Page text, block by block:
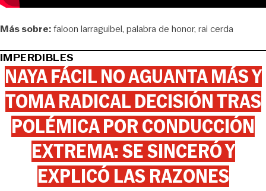
Más sobre:faloon larraguibel palabra de honor rai cerda
IMPERDIBLES
NAYA FÁCIL NO AGUANTA MÁS Y
TOMA RADICAL DECISIÓN TRAS
POLÉMICA POR CONDUCCIÓN
EXTREMA: SE SINCERÓ Y
EXPLICÓ LAS RAZONES